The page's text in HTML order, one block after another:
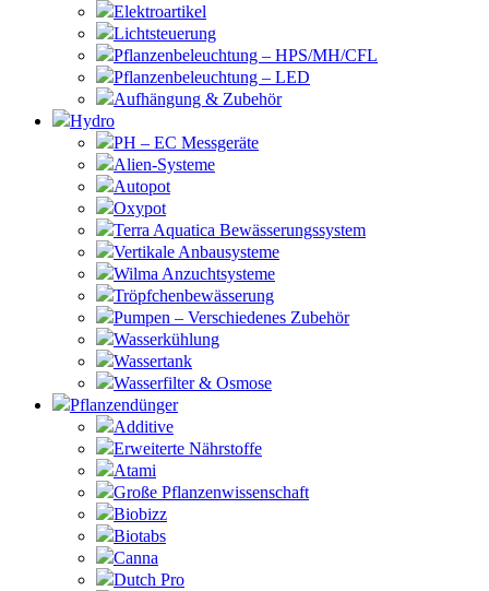
Elektroartikel
Lichtsteuerung
Pflanzenbeleuchtung – HPS/MH/CFL
Pflanzenbeleuchtung – LED
Aufhängung & Zubehör
Hydro
PH – EC Messgeräte
Alien-Systeme
Autopot
Oxypot
Terra Aquatica Bewässerungssystem
Vertikale Anbausysteme
Wilma Anzuchtsysteme
Tröpfchenbewässerung
Pumpen – Verschiedenes Zubehör
Wasserkühlung
Wassertank
Wasserfilter & Osmose
Pflanzendünger
Additive
Erweiterte Nährstoffe
Atami
Große Pflanzenwissenschaft
Biobizz
Biotabs
Canna
Dutch Pro